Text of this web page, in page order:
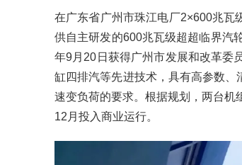
在广东省广州市珠江电厂2×600兆瓦
供自主研发的600兆瓦级超超临界汽
年9月20日获得广州市发展和改革委
缸四排汽等先进技术，具有高参数
速变负荷的要求。根据规划，两台
12月投入商业运行。